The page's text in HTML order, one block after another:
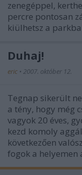
zenegéppel,
percre pontosan
kiülhetsz a
Duhaj!
eric • 2007. október 12.
Tegnap sikerült
a tény, hogy még
vagyok 20 éves,
kezd komoly
következően
fogok a